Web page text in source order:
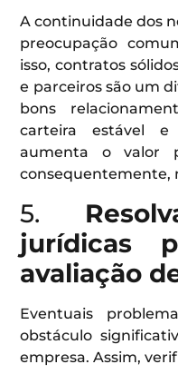
A continuidade dos
preocupação
isso, contratos
e parceiros são um
bons
carteira estável e
aumenta o valor
consequentemente,
5.
jurídicas
avaliação
Eventuais
obstáculo
empresa. Assim,